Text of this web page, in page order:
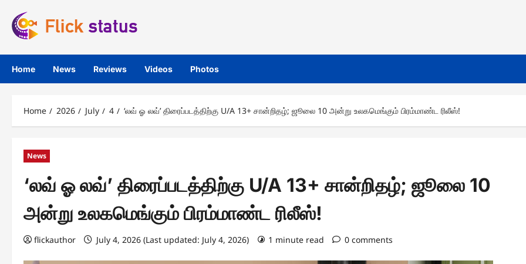
content
Home News Reviews Videos Photos
Home 2026 July 4 ‘லவ் ஓ லவ்’ திரைப்படத்திற்கு U/A 13+ சான்றிதழ்; ஜூலை 10 அன்று உலகமெங்கும் பிரம்மாண்ட ரிலீஸ்!
News
‘லவ் ஓ லவ்’ திரைப்படத்திற்கு U/A 13+ சான்றிதழ்; ஜூலை 10
அன்று உலகமெங்கும் பிரம்மாண்ட ரிலீஸ்!
flickauthor July 4, 2026 (Last updated: July 4, 2026) 1 minute read 0 comments